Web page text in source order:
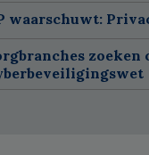
waarschuwt: